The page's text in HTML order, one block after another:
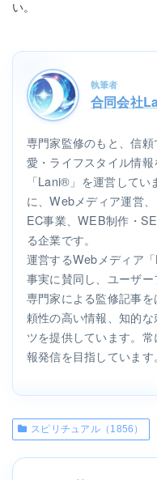
い。
執筆者
合同会社
専門家監修のもと、信
愛・ライフスタイル情
「Lani®」を運営して
に、Webメディア運営
EC事業、WEB制作・
る企業です。
運営するWebメディア
事実に賛同し、ユーザ
専門家による監修記事
頼性の高い情報、知的
ツを提供しています。
報発信を目指しています。
スピリチュアル（1856）